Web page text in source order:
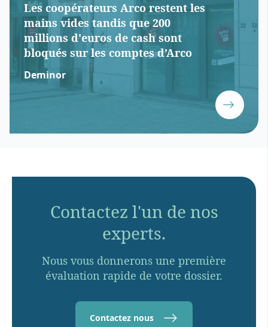
Les coopérateurs Arco restent les
mains vides tandis que 200
millions d'euros de cash sont
bloqués sur les comptes d’Arco
Deminor
Contactez l'un de nos
experts.
Nous vous donnerons une première
évaluation rapide de votre dossier.
Contactez nous